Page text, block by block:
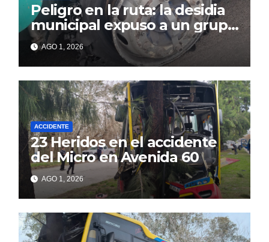
Peligro en la ruta: la desidia
municipal expuso a un grupo
de berissenses
AGO 1, 2026
ACCIDENTE
23 Heridos en el accidente
del Micro en Avenida 60
AGO 1, 2026